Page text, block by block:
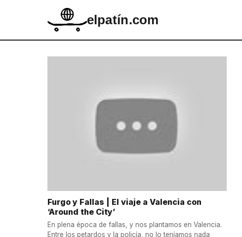
elpatín.com
Furgo y Fallas | El viaje a Valencia con
‘Around the City’
En plena época de fallas, y nos plantamos en Valencia.
Entre los petardos y la policía, no lo teníamos nada